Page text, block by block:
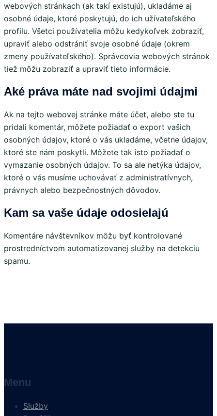
webových stránkach (ak takí existujú), ukladáme aj
osobné údaje, ktoré poskytujú, do ich užívateľského
profilu. Všetci používatelia môžu kedykoľvek zobraziť,
upraviť alebo odstrániť svoje osobné údaje (okrem
zmeny používateľského). Správcovia webových stránok
tiež môžu zobraziť a upraviť tieto informácie.
Aké práva máte nad svojimi údajmi
Ak na tejto webovej stránke máte účet, alebo ste tu
pridali komentár, môžete požiadať o export vašich
osobných údajov, ktoré o vás ukladáme, včetne údajov,
ktoré ste nám poskytli. Môžete tak isto požiadať o
vymazanie osobných údajov. To sa ale netýka údajov,
ktoré o vás musíme uchovávať z administratívnych,
právnych alebo bezpečnostných dôvodov.
Kam sa vaše údaje odosielajú
Komentáre návštevníkov môžu byť kontrolované
prostredníctvom automatizovanej služby na detekciu
spamu.
Menu
Služby